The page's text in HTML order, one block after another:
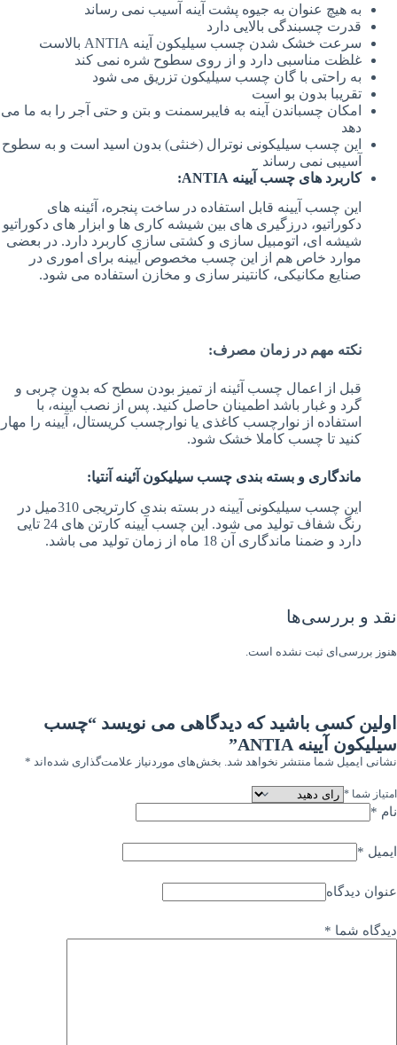
به هیچ عنوان به جیوه پشت آینه آسیب نمی رساند
قدرت چسبندگی بالایی دارد
سرعت خشک شدن چسب سیلیکون آینه ANTIA بالاست
غلظت مناسبی دارد و از روی سطوح شره نمی کند
به راحتی با گان چسب سیلیکون تزریق می شود
تقریبا بدون بو است
امکان چسباندن آینه به فایبرسمنت و بتن و حتی آجر را به ما می
دهد
این چسب سیلیکونی نوترال (خنثی) بدون اسید است و به سطوح
آسیبی نمی رساند
کاربرد های چسب آیینه ANTIA:
این چسب آیینه قابل استفاده در ساخت پنجره، آئینه های
دکوراتیو، درزگیری های بین شیشه کاری ها و ابزار های دکوراتیو
شیشه ای، اتومبیل سازی و کشتی سازی کاربرد دارد. در بعضی
موارد خاص هم از این چسب مخصوص آیینه برای اموری در
صنایع مکانیکی، کانتینر سازی و مخازن استفاده می شود.
نکته مهم در زمان مصرف:
قبل از اعمال چسب آئینه از تمیز بودن سطح که بدون چربی و
گرد و غبار باشد اطمینان حاصل کنید. پس از نصب آیینه، با
استفاده از نوارچسب کاغذی یا نوارچسب کریستال، آیینه را مهار
کنید تا چسب کاملا خشک شود.
ماندگاری و بسته بندی چسب سیلیکون آئینه آنتیا:
این چسب سیلیکونی آیینه در بسته بندی کارتریجی 310میل در
رنگ شفاف تولید می شود. این چسب آیینه کارتن های 24 تایی
دارد و ضمنا ماندگاری آن 18 ماه از زمان تولید می باشد.
نقد و بررسی‌ها
هنوز بررسی‌ای ثبت نشده است.
اولین کسی باشید که دیدگاهی می نویسد “چسب
سیلیکون آیینه ANTIA”
نشانی ایمیل شما منتشر نخواهد شد. بخش‌های موردنیاز علامت‌گذاری شده‌اند *
امتیاز شما *
نام *
ایمیل *
عنوان دیدگاه
دیدگاه شما *